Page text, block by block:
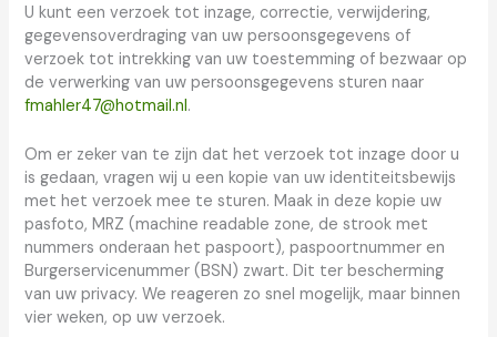
U kunt een verzoek tot inzage, correctie, verwijdering,
gegevensoverdraging van uw persoonsgegevens of
verzoek tot intrekking van uw toestemming of bezwaar op
de verwerking van uw persoonsgegevens sturen naar
fmahler47@hotmail.nl.
Om er zeker van te zijn dat het verzoek tot inzage door u
is gedaan, vragen wij u een kopie van uw identiteitsbewijs
met het verzoek mee te sturen. Maak in deze kopie uw
pasfoto, MRZ (machine readable zone, de strook met
nummers onderaan het paspoort), paspoortnummer en
Burgerservicenummer (BSN) zwart. Dit ter bescherming
van uw privacy. We reageren zo snel mogelijk, maar binnen
vier weken, op uw verzoek.